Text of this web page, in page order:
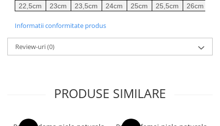
22,5cm
23cm 23,5cm 24cm 25cm 25,5cm 26cm
Informatii conformitate produs
Review-uri(0)
PRODUSE SIMILARE